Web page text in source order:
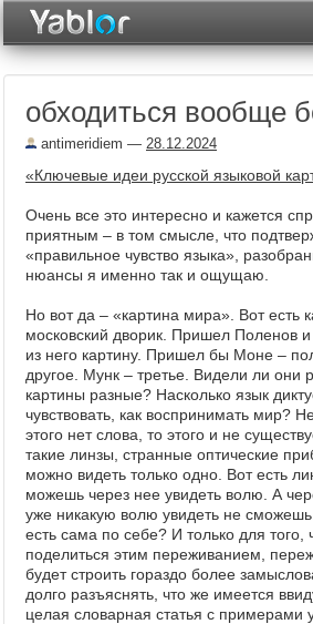
Неделя
Архив
Фототоп
Видеотоп
обходиться вообще
antimeridiem — 28.12.2024
«Ключевые идеи русской языковой
Очень все это интересно и кажется
приятным – в том смысле, что
«правильное чувство языка»,
нюансы я именно так и ощущаю.
Но вот да – «картина мира». Вот есть
московский дворик. Пришел Поленов
из него картину. Пришел бы Моне –
другое. Мунк – третье. Видели ли они
картины разные? Насколько язык
чувствовать, как воспринимать мир?
этого нет слова, то этого и не
такие линзы, странные оптические
можно видеть только одно. Вот есть
можешь через нее увидеть волю. А
уже никакую волю увидеть не
есть сама по себе? И только для того,
поделиться этим переживанием,
будет строить гораздо более
долго разъяснять, что же имеется
целая словарная статья с примерами